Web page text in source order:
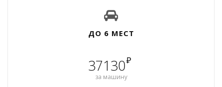
ДО 6 МЕСТ
37130₽
за машину